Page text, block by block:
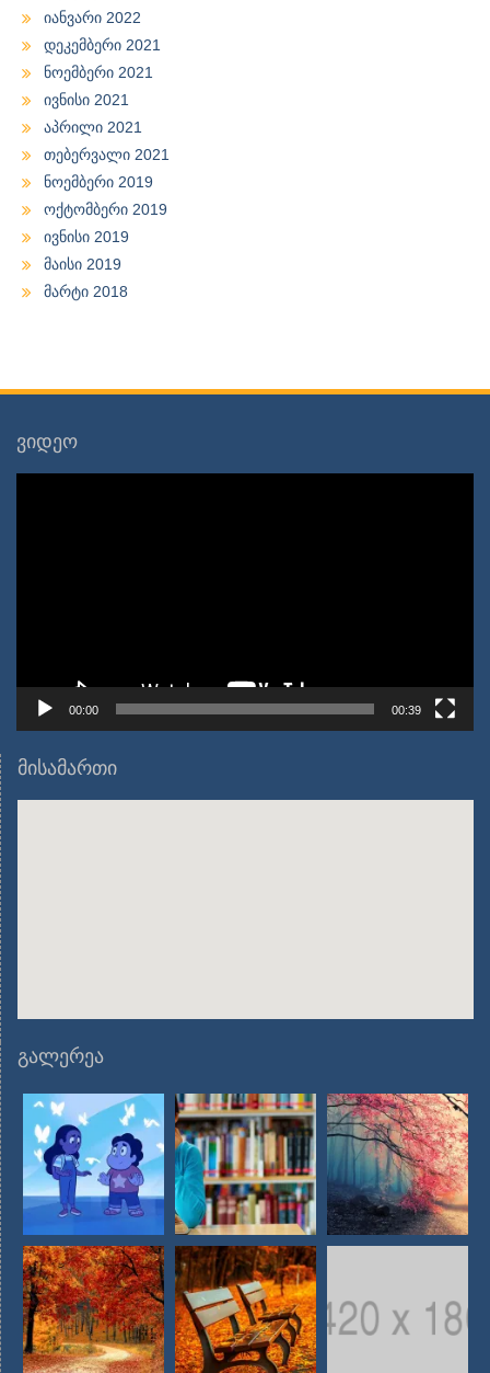
იანვარი 2022
დეკემბერი 2021
ნოემბერი 2021
ივნისი 2021
აპრილი 2021
თებერვალი 2021
ნოემბერი 2019
ოქტომბერი 2019
ივნისი 2019
მაისი 2019
მარტი 2018
ვიდეო
00:00 00:39
მისამართი
გალერეა